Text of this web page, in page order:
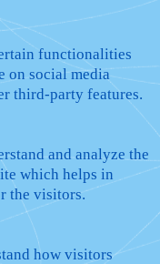
functionalities
on social media
third-party features.
and analyze the
which helps in
the visitors.
how visitors